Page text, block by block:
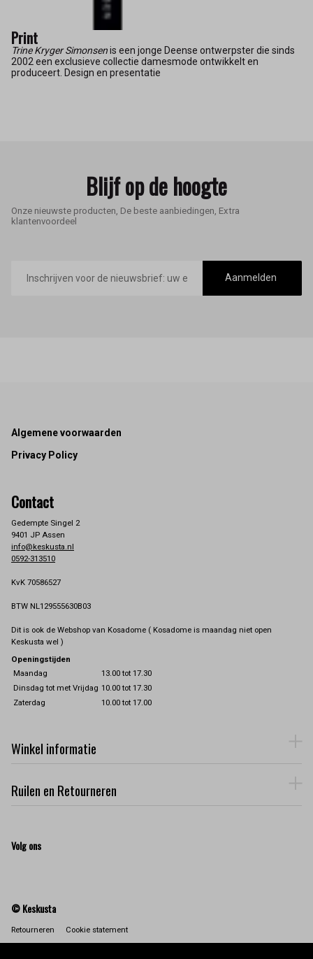
Print
Trine Kryger Simonsenis een jonge Deense ontwerpster die sinds
2002 een exclusieve collectie damesmode ontwikkelt en
produceert. Design en presentatie
Blijf op de hoogte
Onze nieuwste producten, De beste aanbiedingen, Extra
klantenvoordeel
mailadres
Aanmelden
Footer
Algemene voorwaarden
Privacy Policy
Contact
Gedempte Singel 2
9401 JP Assen
info@keskusta.nl
0592-313510
KvK 70586527
BTW NL129555630B03
Dit is ook de Webshop van Kosadome ( Kosadome is maandag niet open
Keskusta wel )
Openingstijden
Maandag
13.00 tot 17.30
Dinsdag tot met Vrijdag 10.00 tot 17.30
Zaterdag
10.00 tot 17.00
Winkel informatie
Ruilen en Retourneren
Volg ons
© Keskusta
Retourneren Cookie statement